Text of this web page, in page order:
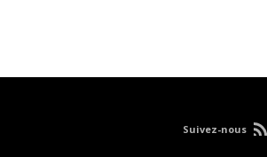
Suivez-nous